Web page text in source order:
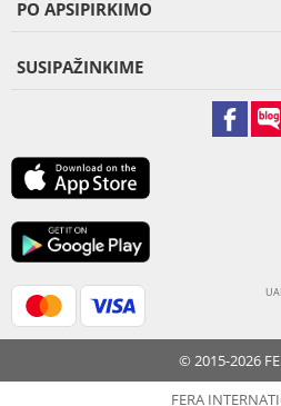
PO APSIPIRKIMO
SUSIPAŽINKIME
© 2015-2026
FERA